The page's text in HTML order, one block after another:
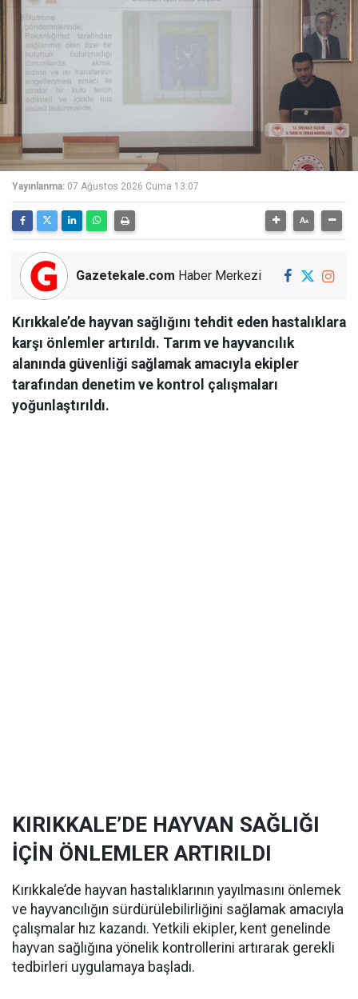
Yayınlanma: 07 Ağustos 2026 Cuma 13:07
Gazetekale.com Haber Merkezi
Kırıkkale’de hayvan sağlığını tehdit eden hastalıklara
karşı önlemler artırıldı. Tarım ve hayvancılık
alanında güvenliği sağlamak amacıyla ekipler
tarafından denetim ve kontrol çalışmaları
yoğunlaştırıldı.
KIRIKKALE’DE HAYVAN SAĞLIĞI
İÇİN ÖNLEMLER ARTIRILDI
Kırıkkale’de hayvan hastalıklarının yayılmasını önlemek
ve hayvancılığın sürdürülebilirliğini sağlamak amacıyla
çalışmalar hız kazandı. Yetkili ekipler, kent genelinde
hayvan sağlığına yönelik kontrollerini artırarak gerekli
tedbirleri uygulamaya başladı.